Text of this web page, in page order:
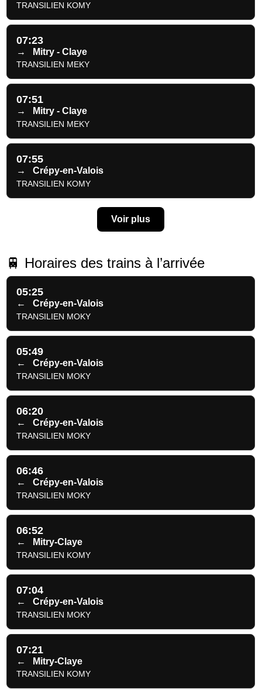
TRANSILIEN KOMY
07:23
→ Mitry - Claye
TRANSILIEN MEKY
07:51
→ Mitry - Claye
TRANSILIEN MEKY
07:55
→ Crépy-en-Valois
TRANSILIEN KOMY
Voir plus
🚆 Horaires des trains à l’arrivée
05:25
← Crépy-en-Valois
TRANSILIEN MOKY
05:49
← Crépy-en-Valois
TRANSILIEN MOKY
06:20
← Crépy-en-Valois
TRANSILIEN MOKY
06:46
← Crépy-en-Valois
TRANSILIEN MOKY
06:52
← Mitry-Claye
TRANSILIEN KOMY
07:04
← Crépy-en-Valois
TRANSILIEN MOKY
07:21
← Mitry-Claye
TRANSILIEN KOMY